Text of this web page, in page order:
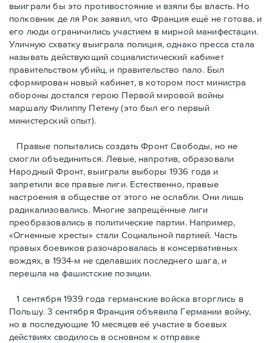
выиграли бы это противостояние и взяли бы власть. Но
полковник де ля Рок заявил, что Франция ещё не готова, и
его люди ограничились участием в мирной манифестации.
Уличную схватку выиграла полиция, однако пресса стала
называть действующий социалистический кабинет
правительством убийц, и правительство пало. Был
сформирован новый кабинет, в котором пост министра
обороны достался герою Первой мировой войны
маршалу Филиппу Петену (это был его первый
министерский опыт).
Правые пoпытались создать Фронт Свободы, но не
смогли объединиться. Левые, напротив, образовали
Народный Фронт, выиграли выборы 1936 года и
запретили все правые лиги. Естественно, правые
настроения в обществе от этого не ослабли. Они лишь
радикализовались. Многие запрещённые лиги
преобразовались в политические партии. Например,
«Огненные кресты» стали Социальной партией. Часть
правых боевиков разочаровалась в консервативных
вождях, в 1934-м не сделавших последнего шага, и
перешла на фашистские позиции.
1 сентября 1939 года германские войска вторглись в
Польшу. 3 сентября Франция объявила Германии войну,
но в последующие 10 месяцев её участие в боевых
действиях сводилось в основном к отправке